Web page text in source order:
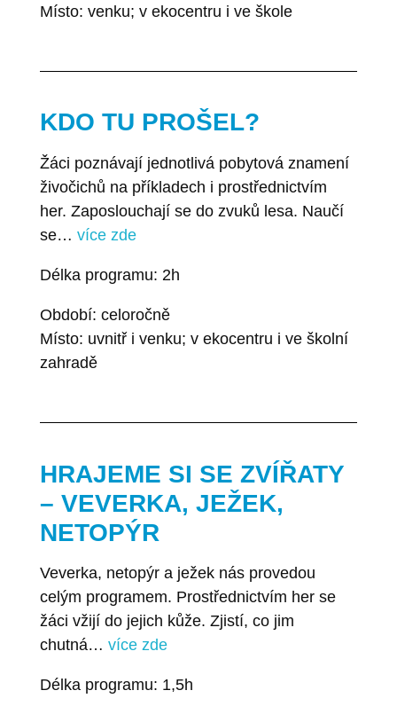
Místo: venku; v ekocentru i ve škole
KDO TU PROŠEL?
Žáci poznávají jednotlivá pobytová znamení
živočichů na příkladech i prostřednictvím
her. Zaposlouchají se do zvuků lesa. Naučí
se… více zde
Délka programu: 2h
Období: celoročně
Místo: uvnitř i venku; v ekocentru i ve školní
zahradě
HRAJEME SI SE ZVÍŘATY
– VEVERKA, JEŽEK,
NETOPÝR
Veverka, netopýr a ježek nás provedou
celým programem. Prostřednictvím her se
žáci vžijí do jejich kůže. Zjistí, co jim
chutná… více zde
Délka programu: 1,5h